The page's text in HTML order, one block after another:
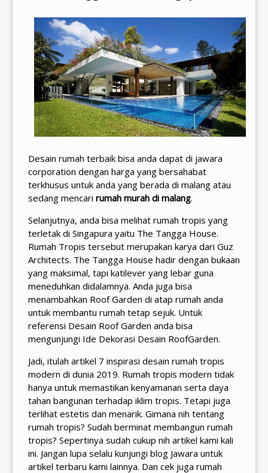
Desain rumah terbaik bisa anda dapat di jawara
corporation dengan harga yang bersahabat
terkhusus untuk anda yang berada di malang atau
sedang mencari rumah murah di malang.
Selanjutnya, anda bisa melihat rumah tropis yang
terletak di Singapura yaitu The Tangga House.
Rumah Tropis tersebut merupakan karya dari Guz
Architects. The Tangga House hadir dengan bukaan
yang maksimal, tapi katilever yang lebar guna
meneduhkan didalamnya. Anda juga bisa
menambahkan Roof Garden di atap rumah anda
untuk membantu rumah tetap sejuk. Untuk
referensi Desain Roof Garden anda bisa
mengunjungi Ide Dekorasi Desain RoofGarden.
Jadi, itulah artikel 7 inspirasi desain rumah tropis
modern di dunia 2019. Rumah tropis modern tidak
hanya untuk memastikan kenyamanan serta daya
tahan bangunan terhadap iklim tropis. Tetapi juga
terlihat estetis dan menarik. Gimana nih tentang
rumah tropis? Sudah berminat membangun rumah
tropis? Sepertinya sudah cukup nih artikel kami kali
ini. Jangan lupa selalu kunjungi blog Jawara untuk
artikel terbaru kami lainnya. Dan cek juga rumah